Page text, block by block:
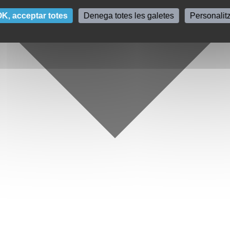
acceptar totes Denega totes les galetes